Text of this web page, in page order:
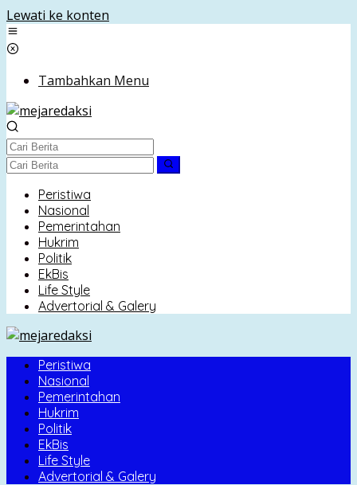
Lewati ke konten
Tambahkan Menu
Peristiwa
Nasional
Pemerintahan
Hukrim
Politik
EkBis
Life Style
Advertorial & Galery
Peristiwa
Nasional
Pemerintahan
Hukrim
Politik
EkBis
Life Style
Advertorial & Galery